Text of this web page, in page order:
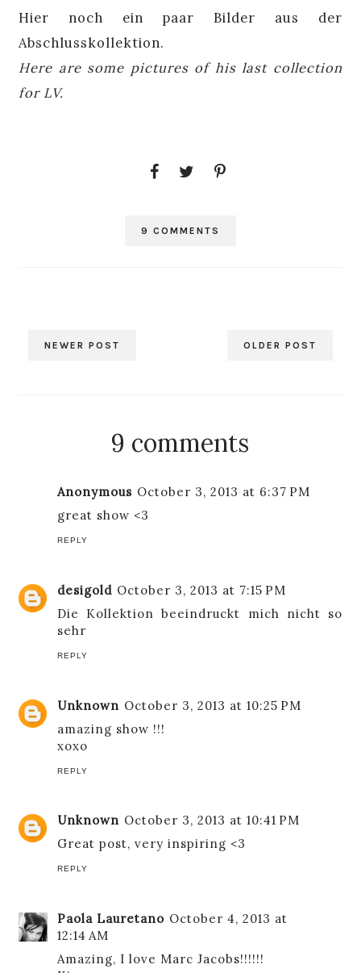
Hier noch ein paar Bilder aus der
Abschlusskollektion.
Here are some pictures of his last collection
for LV.
9 COMMENTS
NEWER POST OLDER POST
9 comments
Anonymous October 3, 2013 at 6:37 PM
great show <3
REPLY
desigold October 3, 2013 at 7:15 PM
Die Kollektion beeindruckt mich nicht so
sehr
REPLY
Unknown October 3, 2013 at 10:25 PM
amazing show !!!
xoxo
REPLY
Unknown October 3, 2013 at 10:41 PM
Great post, very inspiring <3
REPLY
Paola Lauretano October 4, 2013 at
12:14 AM
Amazing, I love Marc Jacobs!!!!!!